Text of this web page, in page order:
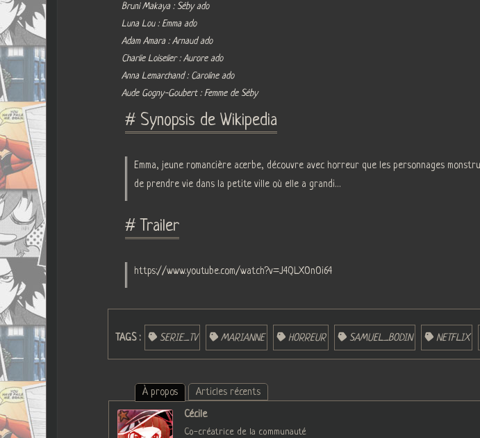
Bruni Makaya : Séby ado
Luna Lou : Emma ado
Adam Amara : Arnaud ado
Charlie Loiselier : Aurore ado
Anna Lemarchand : Caroline ado
Aude Gogny-Goubert : Femme de Séby
# Synopsis de Wikipedia
Emma, jeune romancière acerbe, découvre avec horreur que les personnages
de prendre vie dans la petite ville où elle a grandi…
# Trailer
https://www.youtube.com/watch?v=J4QLXOnOi64
TAGS : SERIE_TV MARIANNE HORREUR SAMUEL_BODIN NETFLIX
À propos
Articles récents
Cécile
Co-créatrice de la communauté